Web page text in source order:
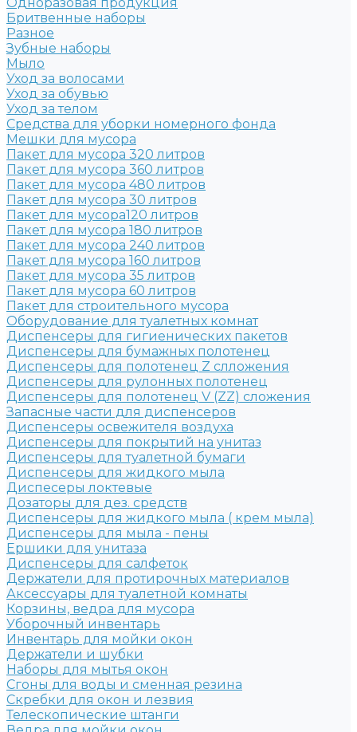
Бритвенные наборы
Разное
Зубные наборы
Мыло
Уход за волосами
Уход за обувью
Уход за телом
Средства для уборки номерного фонда
Мешки для мусора
Пакет для мусора 320 литров
Пакет для мусора 360 литров
Пакет для мусора 480 литров
Пакет для мусора 30 литров
Пакет для мусора120 литров
Пакет для мусора 180 литров
Пакет для мусора 240 литров
Пакет для мусора 160 литров
Пакет для мусора 35 литров
Пакет для мусора 60 литров
Пакет для строительного мусора
Оборудование для туалетных комнат
Диспенсеры для гигиенических пакетов
Диспенсеры для бумажных полотенец
Диспенсеры для полотенец Z слложения
Диспенсеры для рулонных полотенец
Диспенсеры для полотенец V (ZZ) сложения
Запасные части для диспенсеров
Диспенсеры освежителя воздуха
Диспенсеры для покрытий на унитаз
Диспенсеры для туалетной бумаги
Диспенсеры для жидкого мыла
Диспесеры локтевые
Дозаторы для дез. средств
Диспенсеры для жидкого мыла ( крем мыла)
Диспенсеры для мыла - пены
Ершики для унитаза
Диспенсеры для салфеток
Держатели для протирочных материалов
Аксессуары для туалетной комнаты
Корзины, ведра для мусора
Уборочный инвентарь
Инвентарь для мойки окон
Держатели и шубки
Наборы для мытья окон
Сгоны для воды и сменная резина
Скребки для окон и лезвия
Телескопические штанги